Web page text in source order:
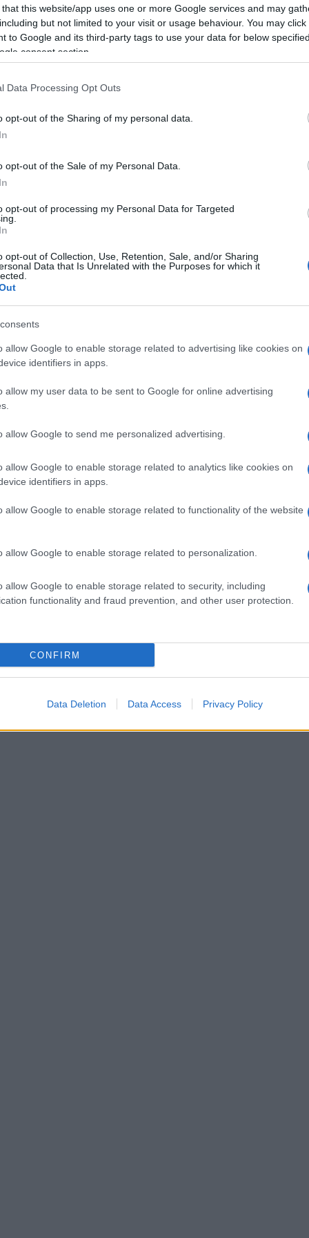
that this website/app uses one or more Google services and may
but not limited to your visit or usage behaviour. You may
to Google and its third-party tags to use your data for below
consent section.
Data Processing Opt Outs
opt-out of the Sharing of my personal data.
opt-out of the Sale of my Personal Data.
opt-out of processing my Personal Data for Targeted
opt-out of Collection, Use, Retention, Sale, and/or Sharing
Data that Is Unrelated with the Purposes for which it
allow Google to enable storage related to advertising like cookies on
identifiers in apps.
allow my user data to be sent to Google for online advertising
allow Google to send me personalized advertising.
allow Google to enable storage related to analytics like cookies on
identifiers in apps.
allow Google to enable storage related to functionality of the website
allow Google to enable storage related to personalization.
allow Google to enable storage related to security, including
functionality and fraud prevention, and other user protection.
CONFIRM
Data Deletion Data Access Privacy Policy
piazza Cossiga si terrà il teatro cabaret
avere un erede dalla Signora Vera
che attinge all’immaginario della
Braghetta, figura con un’accentuata
con una donna prorompente, la
infiamma, ma un inaspettato colpo di
nazionali?
mesecliccandoqui
nella sezione
, EVENTI GOLFO ARANCI , EVENTI OLBIA ,